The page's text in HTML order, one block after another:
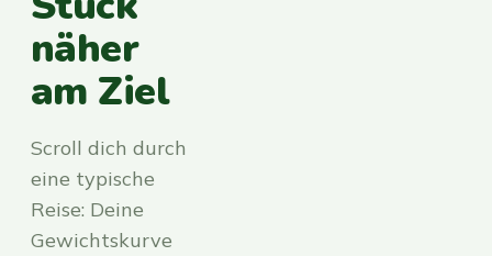
näher
am Ziel
Scroll dich durch
eine typische
Reise: Deine
Gewichtskurve